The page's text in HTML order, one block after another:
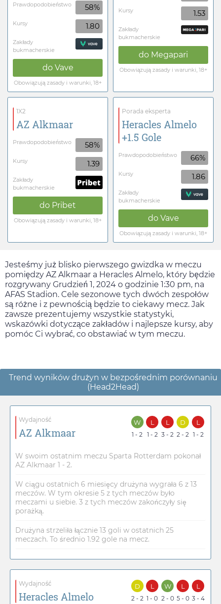
Prawdopodobieństwo 58%
Kursy 1.80
Zakłady
bukmacherskie
do Vave
Obowiązują zasady i warunki, 18+
Kursy 1.53
Zakłady
bukmacherskie
do Megapari
Obowiązują zasady i warunki, 18+
1X2
AZ Alkmaar
Prawdopodobieństwo 58%
Kursy 1.39
Zakłady
bukmacherskie
do Pribet
Obowiązują zasady i warunki, 18+
Porada eksperta
Heracles Almelo
+1.5 Gole
Prawdopodobieństwo 66%
Kursy 1.86
Zakłady
bukmacherskie
do Vave
Obowiązują zasady i warunki, 18+
Jesteśmy już blisko pierwszego gwizdka w meczu
pomiędzy AZ Alkmaar a Heracles Almelo, który będzie
rozgrywany Grudzień 1, 2024 o godzinie 1:30 pm, na
AFAS Stadion. Cele sezonowe tych dwóch zespołów
są różne i z pewnością będzie to ciekawy mecz. Jak
zawsze prezentujemy wszystkie statystyki,
wskazówki dotyczące zakładów i najlepsze kursy, aby
pomóc Ci wybrać, co obstawiać w tym meczu.
Trend wyników drużyn w bezpośrednim porównaniu
(Head2Head)
Wydajność
AZ Alkmaar
W
1 - 2
L
1 - 2
L
3 - 2
D
2 - 2
L
1 - 2
W swoim ostatnim meczu Sparta Rotterdam pokonał
AZ Alkmaar 1 - 2.
W ciągu ostatnich 6 miesięcy drużyna wygrała 6 z 13
meczów. W tym okresie 5 z tych meczów było
meczami u siebie. 3 z tych meczów zakończyły się
porażką.
Drużyna strzeliła łącznie 13 goli w ostatnich 25
meczach. To średnio 1.92 gole na mecz.
Wydajność
Heracles Almelo
D
2 - 2
L
1 - 0
W
2 - 0
L
5 - 0
L
3 - 4